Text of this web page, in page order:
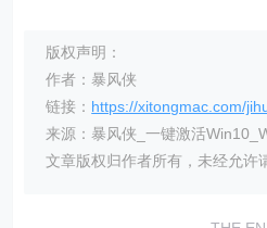
版权声明：
作者：暴风侠
链接： https://xitongmac.com/
来源：暴风侠_一键激活
文章版权归作者所有，未经允许